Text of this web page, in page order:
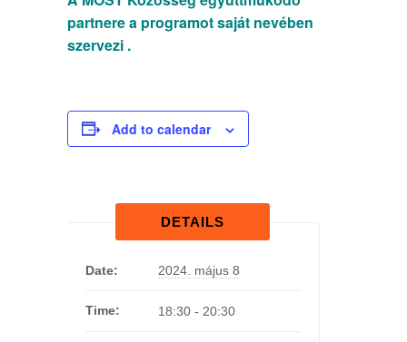
partnere a programot saját nevében
szervezi .
Add to calendar
DETAILS
Date: 2024. május 8
Time: 18:30 - 20:30